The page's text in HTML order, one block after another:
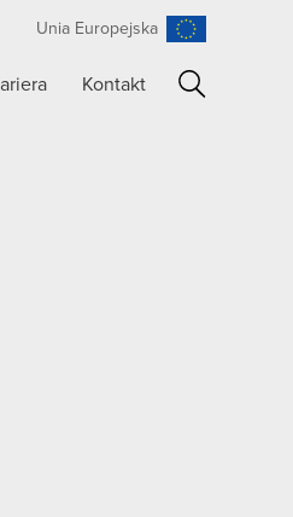
Unia Europejska
Kontakt